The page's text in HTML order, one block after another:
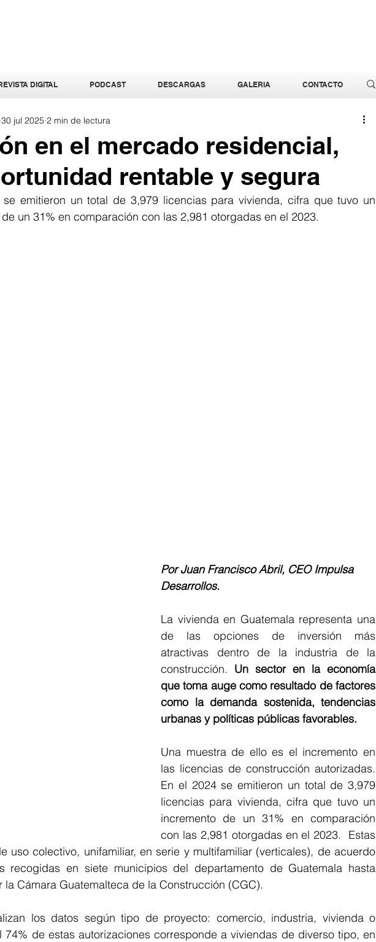
DIGITAL PODCAST DESCARGAS GALERIA CONTACTO
en el mercado residencial,
rentable y segura
30 jul 2025 2 min de lectura
se emitieron un total de 3,979 licencias para vivienda, cifra que tuvo un
un 31% en comparación con las 2,981 otorgadas en el 2023.
Por Juan Francisco Abril, CEO Impulsa
Desarrollos.
La vivienda en Guatemala representa una
de las opciones de inversión más
atractivas dentro de la industria de la
construcción. Un sector en la economía
que toma auge como resultado de factores
como la demanda sostenida, tendencias
urbanas y políticas públicas favorables.
Una muestra de ello es el incremento en
las licencias de construcción autorizadas.
En el 2024 se emitieron un total de 3,979
licencias para vivienda, cifra que tuvo un
incremento de un 31% en comparación
con las 2,981 otorgadas en el 2023.  Estas
uso colectivo, unifamiliar, en serie y multifamiliar (verticales), de acuerdo
recogidas en siete municipios del departamento de Guatemala hasta
la Cámara Guatemalteca de la Construcción (CGC).
los datos según tipo de proyecto: comercio, industria, vivienda o
74% de estas autorizaciones corresponde a viviendas de diverso tipo, en